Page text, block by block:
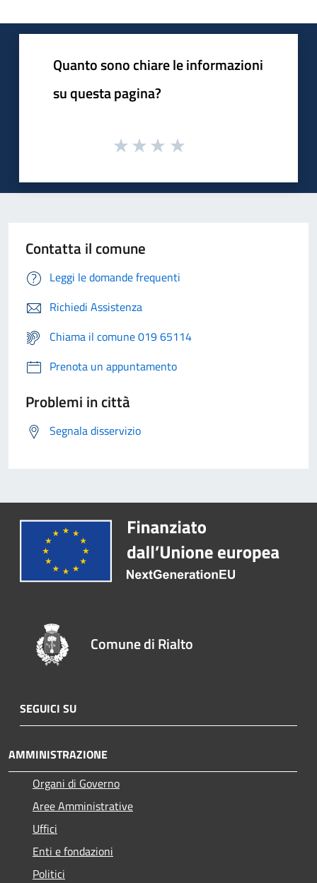
Quanto sono chiare le informazioni
su questa pagina?
Contatta il comune
Leggi le domande frequenti
Richiedi Assistenza
Chiama il comune 019 65114
Prenota un appuntamento
Problemi in città
Segnala disservizio
Comune di Rialto
SEGUICI SU
AMMINISTRAZIONE
Organi di Governo
Aree Amministrative
Uffici
Enti e fondazioni
Politici